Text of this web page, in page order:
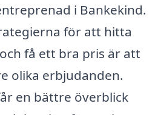
i Bankekind.
för att hitta
få ett bra pris är att
olika erbjudanden.
en bättre överblick